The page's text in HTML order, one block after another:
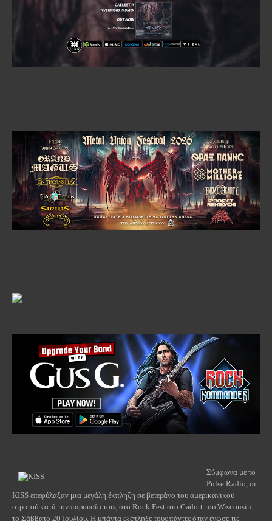
Σύμφωνα με το
Pulse Radio, οι
KISS επεφύλαξαν μια μεγάλη έκπληξη σε βετεράνο του αμερικανικού
στρατού κατά την παρουσία τους στο Rock Fest στο Cadott του Wisconsin
το Σάββατο 20 Ιουλίου. Η μπάντα εξέπληξε τους πάντες όταν ένωσε τις